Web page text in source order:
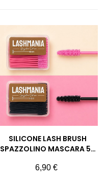
SILICONE LASH BRUSH
SPAZZOLINO MASCARA 50
Prezzo
6,90 €